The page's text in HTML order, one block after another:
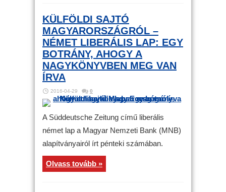
KÜLFÖLDI SAJTÓ
MAGYARORSZÁGRÓL –
NÉMET LIBERÁLIS LAP: EGY
BOTRÁNY, AHOGY A
NAGYKÖNYVBEN MEG VAN
ÍRVA
2016-04-29 0
A Süddeutsche Zeitung című liberális
német lap a Magyar Nemzeti Bank (MNB)
alapítványairól írt pénteki számában.
Olvass tovább »